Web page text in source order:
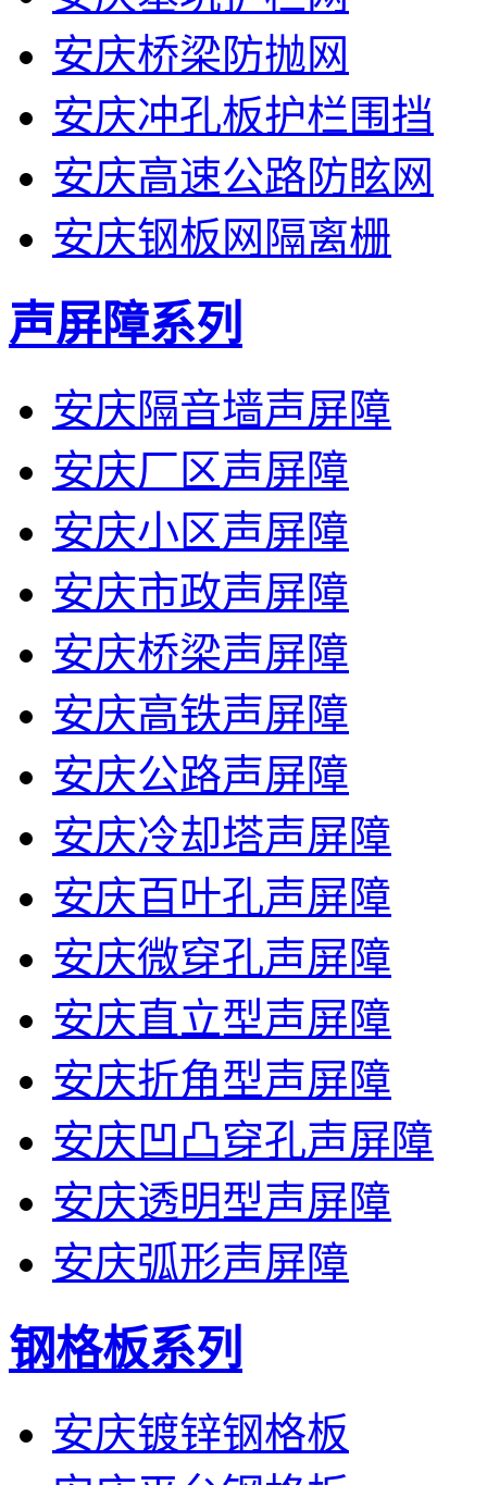
安庆桥梁防抛网
安庆冲孔板护栏围挡
安庆高速公路防眩网
安庆钢板网隔离栅
声屏障系列
安庆隔音墙声屏障
安庆厂区声屏障
安庆小区声屏障
安庆市政声屏障
安庆桥梁声屏障
安庆高铁声屏障
安庆公路声屏障
安庆冷却塔声屏障
安庆百叶孔声屏障
安庆微穿孔声屏障
安庆直立型声屏障
安庆折角型声屏障
安庆凹凸穿孔声屏障
安庆透明型声屏障
安庆弧形声屏障
钢格板系列
安庆镀锌钢格板